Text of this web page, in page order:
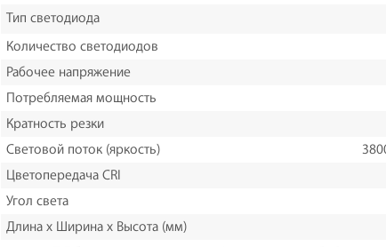
Тип светодиода
Количество светодиодов
Рабочее напряжение
Потребляемая мощность
Кратность резки
Световой поток (яркость)
Цветопередача CRI
Угол света
Длина х Ширина х Высота (мм)